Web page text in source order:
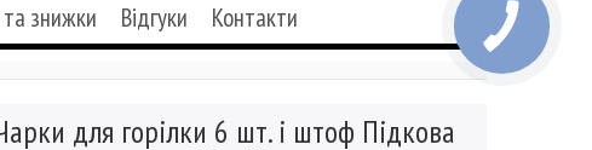
та знижки Відгуки Контакти
для горілки 6 шт. і штоф Підкова